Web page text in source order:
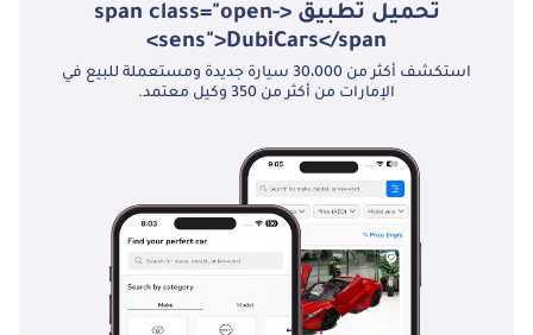
تحميل تطبيق <span class="open-
sens">DubiCars</span>
استكشف أكثر من 30،000 سيارة جديدة ومستعملة للبيع في
الإمارات من أكثر من 350 وكيل معتمد.